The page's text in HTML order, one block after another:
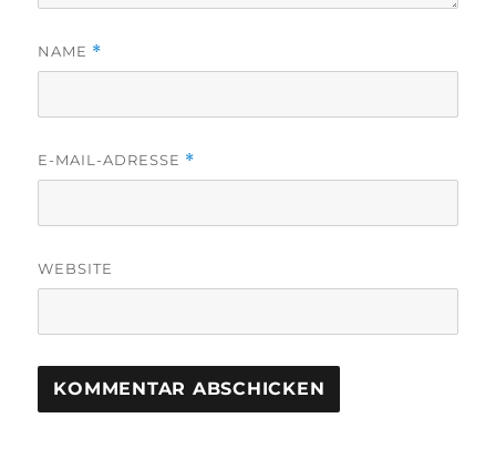
NAME *
E-MAIL-ADRESSE *
WEBSITE